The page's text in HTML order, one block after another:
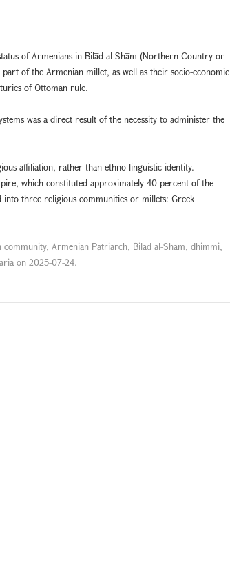
of Armenians in Bilād al-Shām (Northern Country or
of the Armenian millet, as well as their socio-economic
of Ottoman rule.
was a direct result of the necessity to administer the
affiliation, rather than ethno-linguistic identity.
which constituted approximately 40 percent of the
three religious communities or millets: Greek
community, Armenian Patriarch, Bilād al-Shām, dhimmi,
on 2025-07-24.